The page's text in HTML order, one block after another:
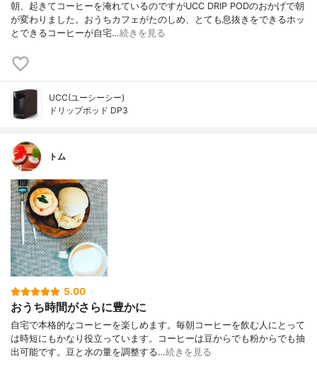
朝、起きてコーヒーを淹れているのですがUCC DRIP PODのおかげで朝
が変わりました。おうちカフェがたのしめ、とても息抜きをできるホッ
とできるコーヒーが自宅…続きを見る
UCC(ユーシーシー)
ドリップポッド DP3
トム
5.00
おうち時間がさらに豊かに
自宅で本格的なコーヒーを楽しめます。毎朝コーヒーを飲む人にとって
は時短にもかなり役立っています。コーヒーは豆からでも粉からでも抽
出可能です。豆と水の量を調整する…続きを見る